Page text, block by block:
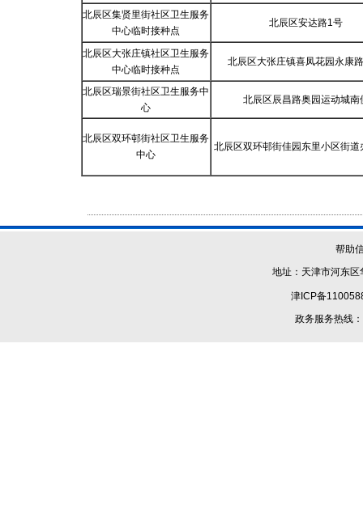
北辰区集贤里街社区卫生服务
中心临时接种点
北辰区安达路1号
北辰区大张庄镇社区卫生服务
中心临时接种点
北辰区大张庄镇喜凤花园永康
北辰区瑞景街社区卫生服务中
心
北辰区辰昌路奥园运动城南
北辰区双环邨街社区卫生服务
中心
北辰区双环邨街佳园东里小区街道
帮助
地址：天津市河
津ICP备
政务服务热线